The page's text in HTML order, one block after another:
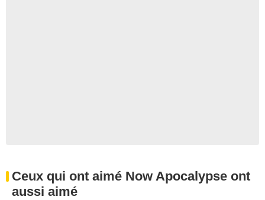
Ceux qui ont aimé Now Apocalypse ont
aussi aimé